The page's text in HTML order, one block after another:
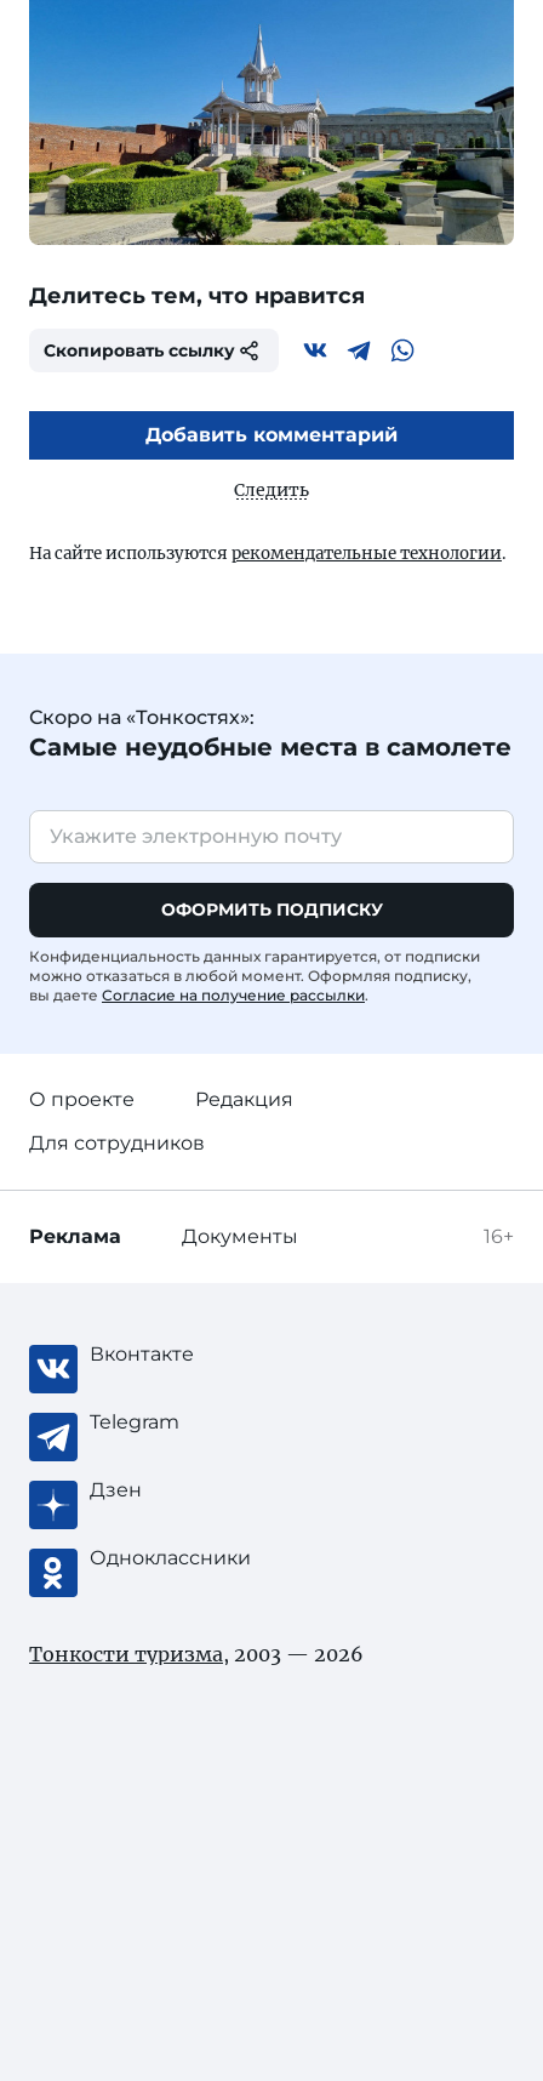
Делитесь тем, что нравится
Скопировать ссылку
Добавить комментарий
Следить
На сайте используются рекомендательные технологии.
Скоро на «Тонкостях»:
Самые неудобные места в самолете
ОФОРМИТЬ ПОДПИСКУ
Конфиденциальность данных гарантируется, от подписки
можно отказаться в любой момент. Оформляя подписку,
вы даете Согласие на получение рассылки.
О проекте
Редакция
Для сотрудников
16+
Реклама Документы
Вконтакте
Telegram
Дзен
Одноклассники
Тонкости туризма, 2003 — 2026